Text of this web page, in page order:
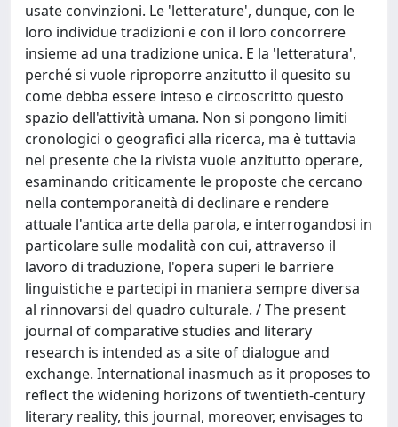
usate convinzioni. Le 'letterature', dunque, con le
loro individue tradizioni e con il loro concorrere
insieme ad una tradizione unica. E la 'letteratura',
perché si vuole riproporre anzitutto il quesito su
come debba essere inteso e circoscritto questo
spazio dell'attività umana. Non si pongono limiti
cronologici o geografici alla ricerca, ma è tuttavia
nel presente che la rivista vuole anzitutto operare,
esaminando criticamente le proposte che cercano
nella contemporaneità di declinare e rendere
attuale l'antica arte della parola, e interrogandosi in
particolare sulle modalità con cui, attraverso il
lavoro di traduzione, l'opera superi le barriere
linguistiche e partecipi in maniera sempre diversa
al rinnovarsi del quadro culturale. / The present
journal of comparative studies and literary
research is intended as a site of dialogue and
exchange. International inasmuch as it proposes to
reflect the widening horizons of twentieth-century
literary reality, this journal, moreover, envisages to